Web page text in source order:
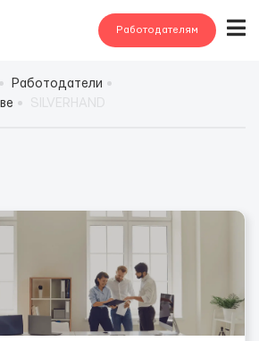
Работодателям
Работодатели